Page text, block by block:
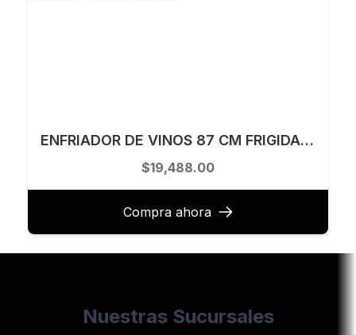
ENFRIADOR DE VINOS 87 CM FRIGIDAIRE MODELO FRWW4543AS
$19,488.00
Compra ahora
Nuestras Sucursales